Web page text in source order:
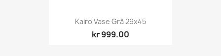
Kairo Vase Grå 29x45
kr 999.00